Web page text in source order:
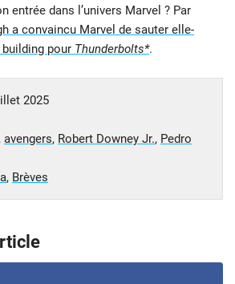
entrée dans l’univers Marvel ? Par
a convaincu Marvel de sauter elle-
building pour Thunderbolts*.
2025
, avengers, Robert Downey Jr., Pedro
, Brèves